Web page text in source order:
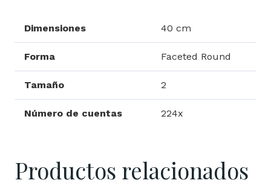
Dimensiones 40 cm
Forma Faceted Round
Tamaño 2
Número de cuentas 224x
Productos relacionados